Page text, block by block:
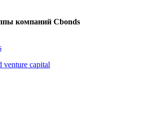
компаний Cbonds
venture capital